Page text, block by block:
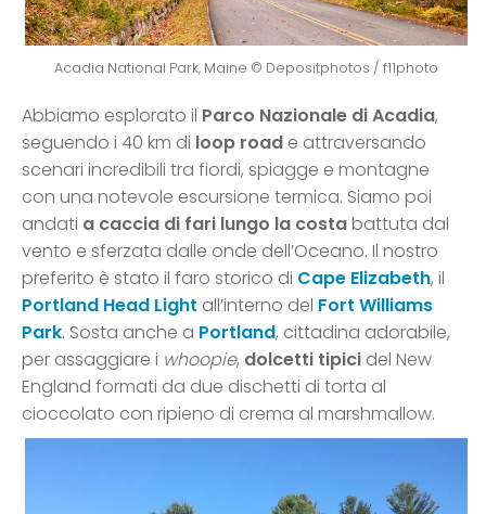
Acadia National Park, Maine © Depositphotos / f11photo
Abbiamo esplorato il Parco Nazionale di Acadia,
seguendo i 40 km di loop road e attraversando
scenari incredibili tra fiordi, spiagge e montagne
con una notevole escursione termica. Siamo poi
andati a caccia di fari lungo la costabattuta dal
vento e sferzata dalle onde dell’Oceano. Il nostro
preferito è stato il faro storico di Cape Elizabeth, il
Portland Head Light all’interno del Fort Williams
Park. Sosta anche a Portland, cittadina adorabile,
per assaggiare i whoopie, dolcetti tipici del New
England formati da due dischetti di torta al
cioccolato con ripieno di crema al marshmallow.